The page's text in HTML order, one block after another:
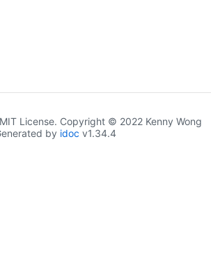
License. Copyright © 2022 Kenny Wong
by idoc v1.34.4